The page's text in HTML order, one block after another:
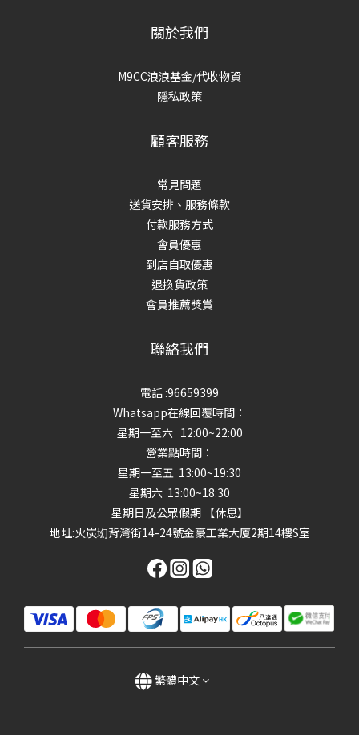
關於我們
M9CC浪浪基金/代收物資
隱私政策
顧客服務
常見問題
送貨安排、服務條款
付款服務方式
會員優惠
到店自取優惠
退換貨政策
會員推薦獎賞
聯絡我們
電話 :96659399
Whatsapp在線回覆時間：
星期一至六 12:00~22:00
營業點時間：
星期一至五 13:00~19:30
星期六 13:00~18:30
星期日及公眾假期 【休息】
地址:火炭㘭背灣街14-24號金豪工業大厦2期14樓S室
繁體中文